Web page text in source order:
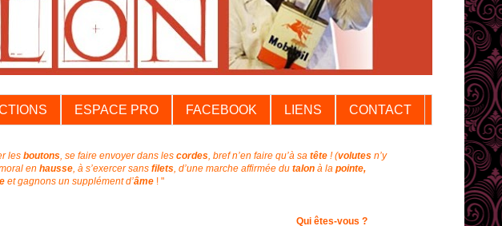
ESPACE PRO FACEBOOK LIENS CONTACT
les boutons, se faire envoyer dans les cordes, bref n’en faire qu’à sa tête !(volutes n’y
en hausse, à s’exercer sans filets, d’une marche affirmée du talon à la pointe,
et gagnons un supplément d’âme ! "
Qui êtes-vous ?